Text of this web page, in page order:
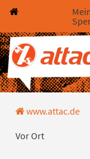
Direkt zum
Direkt zur Haupt-
Direkt zur Service-
Direkt zur Footer-
Direkt zum
Vor Ort
www.attac.de
Vor Ort